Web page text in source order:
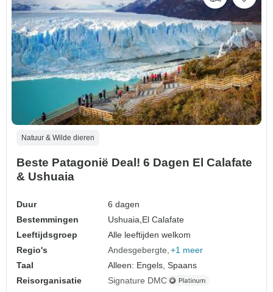
Natuur & Wilde dieren
Beste Patagonië Deal! 6 Dagen El Calafate
& Ushuaia
Duur
6 dagen
Bestemmingen
Ushuaia, El Calafate
Leeftijdsgroep
Alle leeftijden welkom
Regio's
Andesgebergte +1 meer
Taal
Alleen: Engels, Spaans
Reisorganisatie
Signature DMC